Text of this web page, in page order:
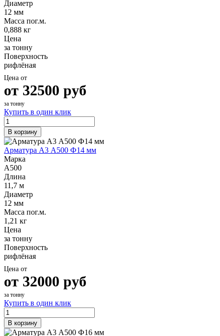
Диаметр
12 мм
Масса пог.м.
0,888 кг
Цена
за тонну
Поверхность
рифлёная
Цена от
от 32500 руб
за тонну
Купить в один клик
В корзину
Арматура А3 А500 Ф14 мм
Марка
А500
Длина
11,7 м
Диаметр
12 мм
Масса пог.м.
1,21 кг
Цена
за тонну
Поверхность
рифлёная
Цена от
от 32000 руб
за тонну
Купить в один клик
В корзину